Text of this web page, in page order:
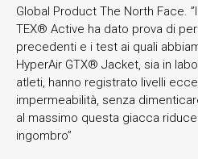
Global Product The North Face.
TEX® Active ha dato prova di
precedenti e i test ai quali
HyperAir GTX® Jacket, sia in
atleti, hanno registrato livelli
impermeabilità, senza
al massimo questa giacca
ingombro”